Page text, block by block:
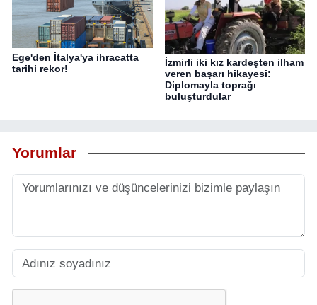
Ege'den İtalya'ya ihracatta
tarihi rekor!
İzmirli iki kız kardeşten ilham
veren başarı hikayesi:
Diplomayla toprağı
buluşturdular
Yorumlar